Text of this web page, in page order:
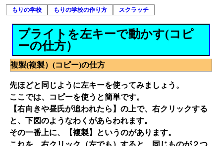
もりの学校 もりの学校の作り方 スクラッチ
プライトを左キーで動かす(コピ
ーの仕方）
複製(複製）(コピー)の仕方
先ほどと同じように左キーを使ってみましょう。
ここでは、コピーを使うと簡単です。
【右向きや昼氏が追われたら】の上で、右クリックする
と、下図のようなわくがあらわれます。
その一番上に、【複製】というのがあります。
これを、右クリック（左でも）すると、同じものが２つ